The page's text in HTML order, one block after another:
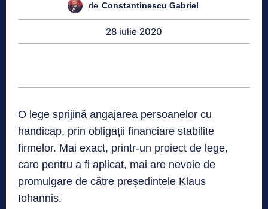
de Constantinescu Gabriel
28 iulie 2020
O lege sprijină angajarea persoanelor cu
handicap, prin obligații financiare stabilite
firmelor. Mai exact, printr-un proiect de lege,
care pentru a fi aplicat, mai are nevoie de
promulgare de către președintele Klaus
Iohannis.